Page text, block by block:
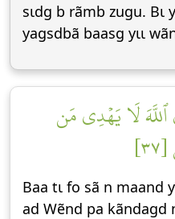
sɩdg b rãmb zugu. Bɩ
yagsdbã baasg yɩɩ
لَا يَهۡدِي مَن
Baa tɩ fo sã n maand
ad Wẽnd pa kãndagd